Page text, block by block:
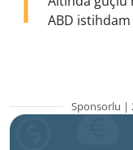
ABD
Sponsorlu |